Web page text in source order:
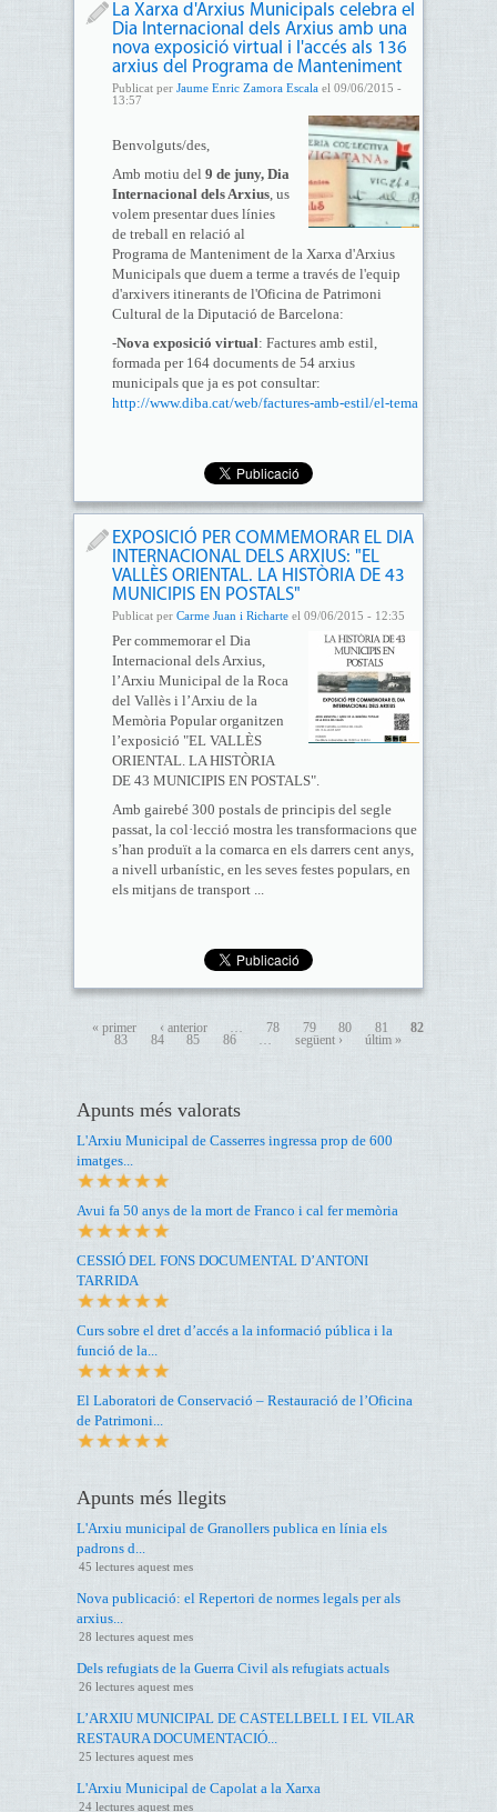
La Xarxa d'Arxius Municipals celebra el
Dia Internacional dels Arxius amb una
nova exposició virtual i l'accés als 136
arxius del Programa de Manteniment
Publicat per Jaume Enric Zamora Escalael 09/06/2015 -
13:57
Benvolguts/des,
Amb motiu del 9 de juny, Dia
Internacional dels Arxius, us
volem presentar dues línies
de treball en relació al
Programa de Manteniment de la Xarxa d'Arxius
Municipals que duem a terme a través de l'equip
d'arxivers itinerants de l'Oficina de Patrimoni
Cultural de la Diputació de Barcelona:
-Nova exposició virtual: Factures amb estil,
formada per 164 documents de 54 arxius
municipals que ja es pot consultar:
http://www.diba.cat/web/factures-amb-estil/el-tema
EXPOSICIÓ PER COMMEMORAR EL DIA
INTERNACIONAL DELS ARXIUS: "EL
VALLÈS ORIENTAL. LA HISTÒRIA DE 43
MUNICIPIS EN POSTALS"
Publicat per Carme Juan i Richarteel 09/06/2015 - 12:35
Per commemorar el Dia
Internacional dels Arxius,
l’Arxiu Municipal de la Roca
del Vallès i l’Arxiu de la
Memòria Popular organitzen
l’exposició "EL VALLÈS
ORIENTAL. LA HISTÒRIA
DE 43 MUNICIPIS EN POSTALS".
Amb gairebé 300 postals de principis del segle
passat, la col·lecció mostra les transformacions que
s’han produït a la comarca en els darrers cent anys,
a nivell urbanístic, en les seves festes populars, en
els mitjans de transport ...
« primer ‹ anterior … 78 79 80 81
82
83
84 85 86 … següent › últim »
Apunts més valorats
L'Arxiu Municipal de Casserres ingressa prop de 600
imatges...
Avui fa 50 anys de la mort de Franco i cal fer memòria
CESSIÓ DEL FONS DOCUMENTAL D’ANTONI
TARRIDA
Curs sobre el dret d’accés a la informació pública i la
funció de la...
El Laboratori de Conservació – Restauració de l’Oficina
de Patrimoni...
Apunts més llegits
L'Arxiu municipal de Granollers publica en línia els
padrons d...
45 lectures aquest mes
Nova publicació: el Repertori de normes legals per als
arxius...
28 lectures aquest mes
Dels refugiats de la Guerra Civil als refugiats actuals
26 lectures aquest mes
L’ARXIU MUNICIPAL DE CASTELLBELL I EL VILAR
RESTAURA DOCUMENTACIÓ...
25 lectures aquest mes
L'Arxiu Municipal de Capolat a la Xarxa
24 lectures aquest mes